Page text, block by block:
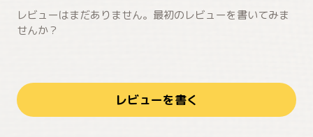
レビューはまだありません。最初のレビューを書いてみま
せんか？
レビューを書く